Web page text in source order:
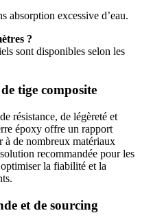
absorption excessive d’eau.
?
sont disponibles selon les
tige composite
résistance, de légèreté et
époxy offre un rapport
à de nombreux matériaux
recommandée pour les
la fiabilité et la
et de sourcing